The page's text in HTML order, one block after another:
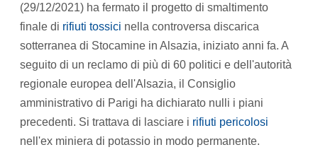
(29/12/2021) ha fermato il progetto di smaltimento
finale di rifiuti tossici nella controversa discarica
sotterranea di Stocamine in Alsazia, iniziato anni fa. A
seguito di un reclamo di più di 60 politici e dell'autorità
regionale europea dell'Alsazia, il Consiglio
amministrativo di Parigi ha dichiarato nulli i piani
precedenti. Si trattava di lasciare i rifiuti pericolosi
nell'ex miniera di potassio in modo permanente.